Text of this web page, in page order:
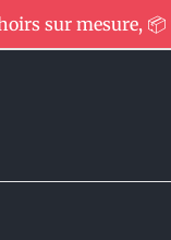
sur mesure,